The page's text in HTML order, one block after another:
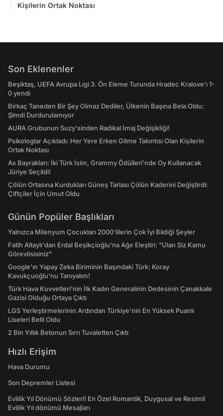
Kişilerin Ortak Noktası
Son Eklenenler
Beşiktaş, UEFA Avrupa Ligi 3. Ön Eleme Turunda Hradec Kralove'ı 1-
0 yendi
Birkaç Taneden Bir Şey Olmaz Dediler, Ülkenin Başına Bela Oldu:
Şimdi Durdurulamıyor
AURA Grubunun Suzy'sinden Radikal İmaj Değişikliği!
Psikologlar Açıkladı: Her Yere Erken Gitme Takıntısı Olan Kişilerin
Ortak Noktası
As Bayrakları: İki Türk İsim, Grammy Ödülleri'nde Oy Kullanacak
Jüriye Seçildi!
Çölün Ortasına Kurdukları Güneş Tarlası Çölün Kaderini Değiştirdi:
Çiftçiler İçin Umut Oldu
Günün Popüler Başlıkları
Yalnızca Milenyum Çocukları 2000'lilerin Çok İyi Bildiği Şeyler
Fatih Altaylı'dan Erdal Beşikçioğlu'na Ağır Eleştiri: "Ulan Siz Kamu
Görevlisisiniz"
Google'ın Yapay Zeka Biriminin Başındaki Türk: Koray
Kavukçuoğlu'nu Tanıyalım!
Türk Hava Kuvvetleri'nin İlk Kadın Generalinin Dedesinin Çanakkale
Gazisi Olduğu Ortaya Çıktı
LGS Yerleştirmelerinin Ardından Türkiye'nin En Yüksek Puanlı
Liseleri Belli Oldu
2 Bin Yıllık Betonun Sırrı Tuvaletten Çıktı
Hızlı Erişim
Hava Durumu
Son Depremler Listesi
Evlilik Yıl Dönümü Sözleri! En Özel Romantik, Duygusal ve Resimli
Evlilik Yıl dönümü Mesajları